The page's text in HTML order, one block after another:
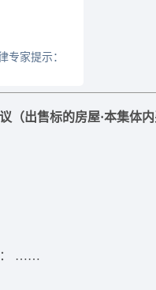
专家提示：
（出售标的房屋·本集体内
：​ ……